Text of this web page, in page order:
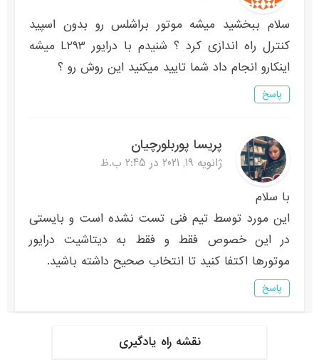
سلام ببخشید میشه موتور براشلس رو بدون اسپید
کنترل راه اندازی کرد ؟ شنیدم با درایور L293 میشه
اینکارو انجام داد شما تایید میکنید این روش رو ؟
پاسخ
پریسا پوربلورچیان
ژانویه 19, 2021 در 2:45 ب.ظ
با سلام
این مورد توسط تیم فنی تست نشده است و بایستی
در این خصوص فقط و فقط به دیتاشیت درایور
موتورها اکتفا کنید تا انتخاب صحیح داشته باشید.
پاسخ
نقشه راه یادگیری